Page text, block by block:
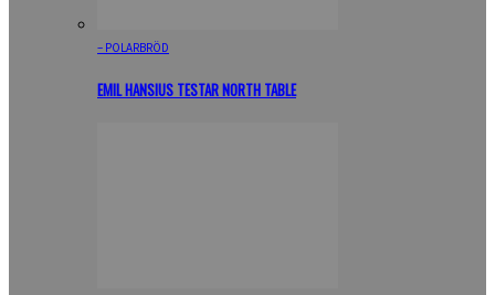
– POLARBRÖD
EMIL HANSIUS TESTAR NORTH TABLE